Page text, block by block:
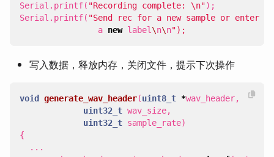
Serial . printf( "Recording complete: \n");
Serial . printf( "Send rec for a new sample or enter
a new label\n\n");
写入数据，释放内存，关闭文件，提示下次操作
void generate_wav_header(uint8_t *wav_header,
uint32_t wav_size,
uint32_t sample_rate)
{
...